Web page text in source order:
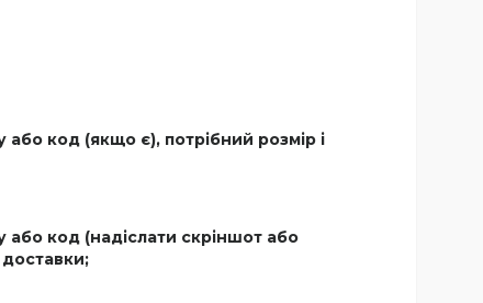
код (якщо є), потрібний розмір і
код (надіслати скріншот або